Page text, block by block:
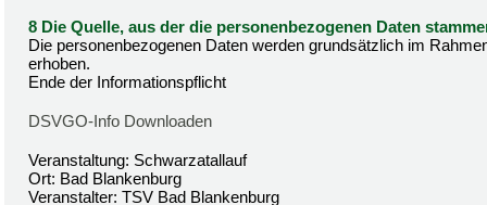
8 Die Quelle, aus der die personenbezogenen Daten
Die personenbezogenen Daten werden grundsätzlich im
erhoben.
Ende der Informationspflicht
DSVGO-Info Downloaden
Veranstaltung: Schwarzatallauf
Ort: Bad Blankenburg
Veranstalter: TSV Bad Blankenburg